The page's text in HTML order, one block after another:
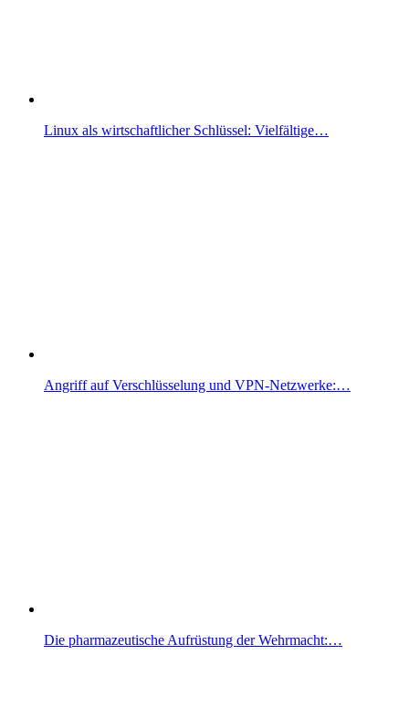
Linux als wirtschaftlicher Schlüssel: Vielfältige…
Angriff auf Verschlüsselung und VPN-Netzwerke:…
Die pharmazeutische Aufrüstung der Wehrmacht:…